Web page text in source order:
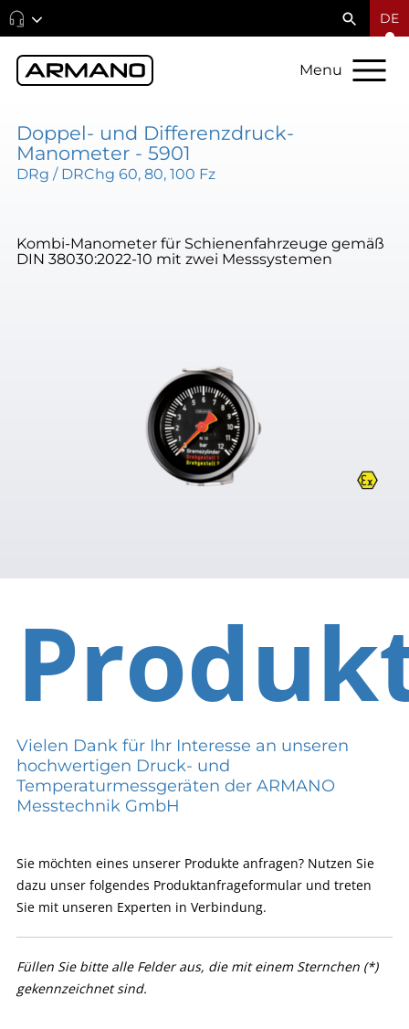
DE
Menu
Doppel- und Differenzdruck-
Manometer - 5901
DRg / DRChg 60, 80, 100 Fz
Kombi-Manometer für Schienenfahrzeuge gemäß
DIN 38030:2022-10 mit zwei Messsystemen
Vielen Dank für Ihr Interesse an unseren
hochwertigen Druck- und
Temperaturmessgeräten der ARMANO
Messtechnik GmbH
Sie möchten eines unserer Produkte anfragen? Nutzen Sie
dazu unser folgendes Produktanfrageformular und treten
Sie mit unseren Experten in Verbindung.
Füllen Sie bitte alle Felder aus, die mit einem Sternchen (*)
gekennzeichnet sind.